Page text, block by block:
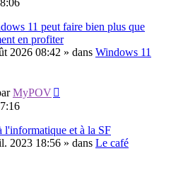
11 peut faire bien plus que
en profiter
2026 08:42 » dans Windows 11
MyPOV
l'informatique et à la SF
2023 18:56 » dans Le café